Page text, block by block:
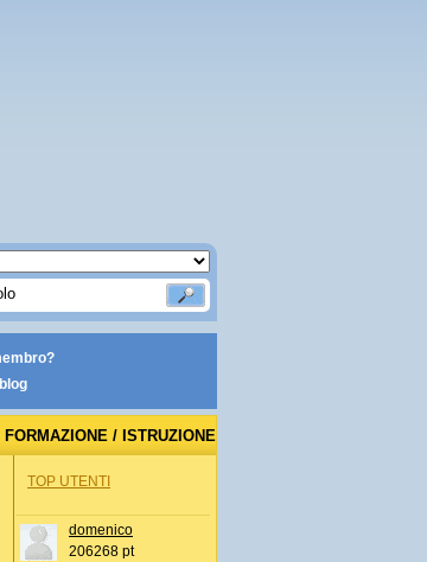
FORMAZIONE / ISTRUZIONE
TOP UTENTI
domenico
206268 pt